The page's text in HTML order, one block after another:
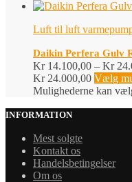
Luft til luft
Daikin Perfera Gulv
Kr14.100,00 – Kr
Kr 24.000,00 Vælg
Mulighederne kan
INFORMATION
Mest solgte
Kontakt os
Handelsbetingelser
Om os